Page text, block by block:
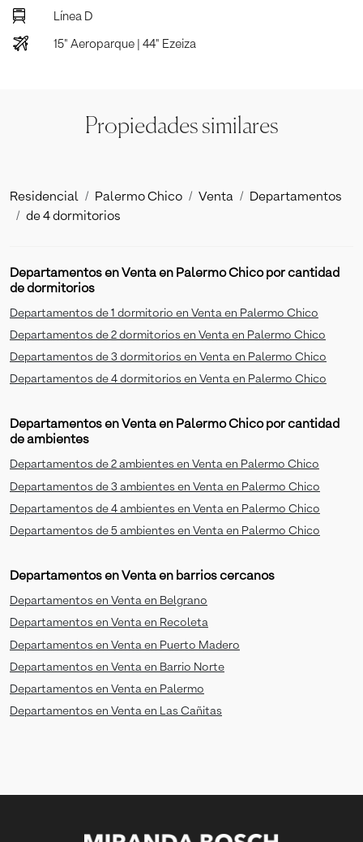
Línea D
15" Aeroparque | 44" Ezeiza
Propiedades similares
Residencial Palermo Chico Venta
Departamentos
de 4 dormitorios
Departamentos en Venta en Palermo Chico por cantidad
de dormitorios
Departamentos de 1 dormitorio en Venta en Palermo Chico
Departamentos de 2 dormitorios en Venta en Palermo Chico
Departamentos de 3 dormitorios en Venta en Palermo Chico
Departamentos de 4 dormitorios en Venta en Palermo Chico
Departamentos en Venta en Palermo Chico por cantidad
de ambientes
Departamentos de 2 ambientes en Venta en Palermo Chico
Departamentos de 3 ambientes en Venta en Palermo Chico
Departamentos de 4 ambientes en Venta en Palermo Chico
Departamentos de 5 ambientes en Venta en Palermo Chico
Departamentos en Venta en barrios cercanos
Departamentos en Venta en Belgrano
Departamentos en Venta en Recoleta
Departamentos en Venta en Puerto Madero
Departamentos en Venta en Barrio Norte
Departamentos en Venta en Palermo
Departamentos en Venta en Las Cañitas